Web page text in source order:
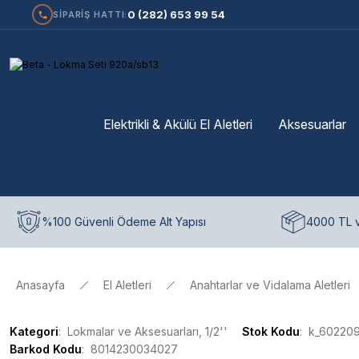
SİPARİŞ HATTI: 0 (282) 653 99 54
Elektrikli & Akülü El Aletleri Aksesuarlar
%100 Güvenli Ödeme Alt Yapısı 4000 TL
Anasayfa El Aletleri Anahtarlar ve Vidalama Aletleri
Kategori Lokmalar ve Aksesuarları, 1/2'' Stok Kodu
Barkod Kodu
8014230034027